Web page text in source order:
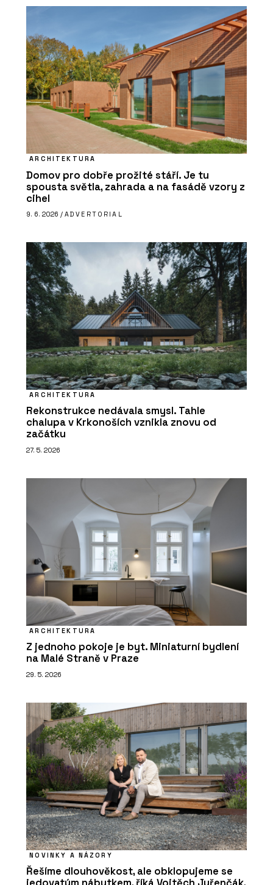
ARCHITEKTURA
Domov pro dobře prožité stáří. Je tu
spousta světla, zahrada a na fasádě vzory z
cihel
9. 6. 2026 / ADVERTORIAL
ARCHITEKTURA
Rekonstrukce nedávala smysl. Tahle
chalupa v Krkonoších vznikla znovu od
začátku
27. 5. 2026
ARCHITEKTURA
Z jednoho pokoje je byt. Miniaturní bydlení
na Malé Straně v Praze
29. 5. 2026
NOVINKY A NÁZORY
Řešíme dlouhověkost, ale obklopujeme se